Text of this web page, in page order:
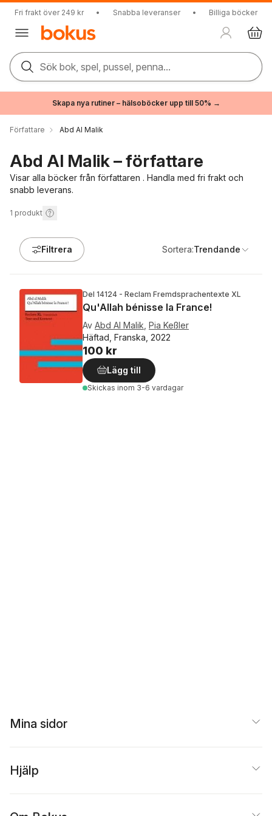
Fri frakt över 249 kr • Snabba leveranser • Billiga böcker
Sök bok, spel, pussel, penna...
Skapa nya rutiner – hälsoböcker upp till 50% →
Författare Abd Al Malik
Abd Al Malik – författare
Visar alla böcker från författaren . Handla med fri frakt och
snabb leverans.
1 produkt
Filtrera Sortera:Trendande
Del 14124 - Reclam Fremdsprachentexte XL
Qu'Allah bénisse la France!
Av Abd Al Malik Pia Keßler
Häftad, Franska, 2022
100 kr
Lägg till
Skickas inom 3-6 vardagar
Mina sidor
Hjälp